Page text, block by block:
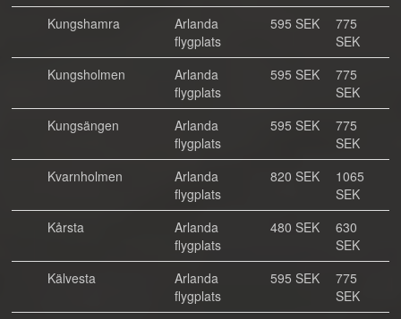
Kungshamra
Arlanda
flygplats
595 SEK
775
SEK
Kungsholmen
Arlanda
flygplats
595 SEK
775
SEK
Kungsängen
Arlanda
flygplats
595 SEK
775
SEK
Kvarnholmen
Arlanda
flygplats
820 SEK
1065
SEK
Kårsta
Arlanda
flygplats
480 SEK
630
SEK
Kälvesta
Arlanda
flygplats
595 SEK
775
SEK